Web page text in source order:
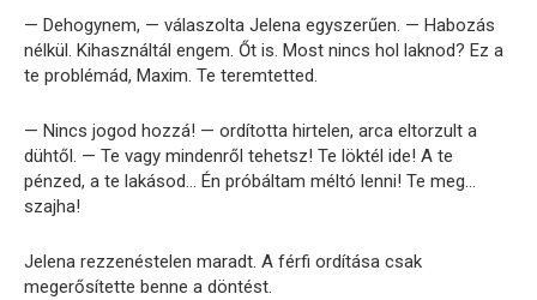
— Dehogynem, — válaszolta Jelena egyszerűen. — Habozás
nélkül. Kihasználtál engem. Őt is. Most nincs hol laknod? Ez a
te problémád, Maxim. Te teremtetted.
— Nincs jogod hozzá! — ordította hirtelen, arca eltorzult a
dühtől. — Te vagy mindenről tehetsz! Te lök­tél ide! A te
pénzed, a te lakásod… Én próbáltam méltó lenni! Te meg…
szajha!
Jelena rezzenéstelen maradt. A férfi ordítása csak
megerősítette benne a döntést.